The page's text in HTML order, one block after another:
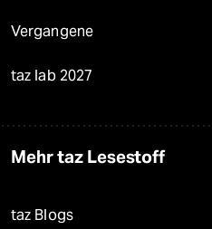
Vergangene
taz lab 2027
Mehr taz Lesestoff
taz Blogs